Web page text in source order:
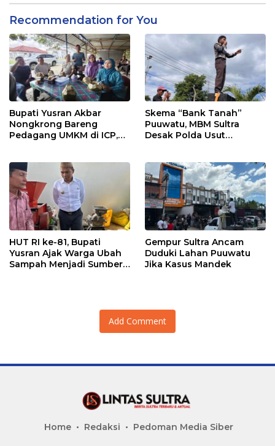
Recommendation for You
Bupati Yusran Akbar
Nongkrong Bareng
Pedagang UMKM di ICP,
Kerakyatan
Skema “Bank Tanah”
Puuwatu, MBM Sultra
Desak Polda Usut
HUT RI ke-81, Bupati
Yusran Ajak Warga Ubah
Sampah Menjadi Sumber
Gempur Sultra Ancam
Duduki Lahan Puuwatu
Jika Kasus Mandek
Add Comment
Home Redaksi Pedoman Media Siber